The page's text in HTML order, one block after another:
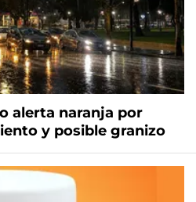
alerta naranja por
y posible granizo